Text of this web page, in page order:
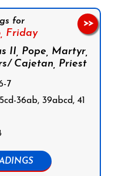
for
Friday
II, Pope, Martyr,
Cajetan, Priest
7
36ab, 39abcd, 41
>>